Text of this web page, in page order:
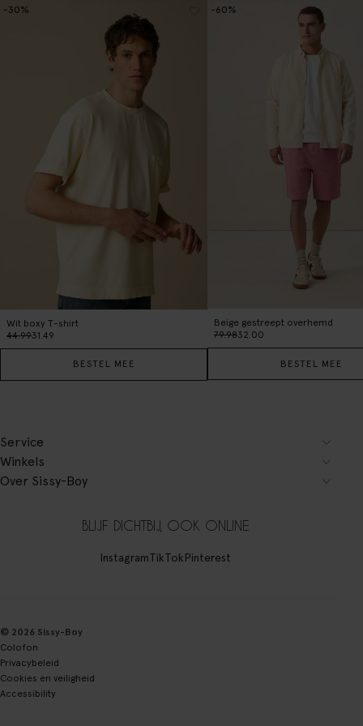
Wit boxy T-shirt
44.9931.49
-30%
BESTEL MEE
Beige gestreept overhemd
79.9832.00
-60%
BESTEL MEE
Service
Winkels
Over Sissy-Boy
BLIJF DICHTBIJ, OOK ONLINE
InstagramTikTokPinterest
© 2026 Sissy-Boy
Colofon
Privacybeleid
Cookies en veiligheid
Accessibility